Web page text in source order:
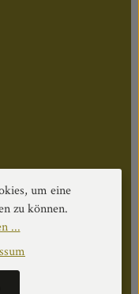
um eine
zu können.
...